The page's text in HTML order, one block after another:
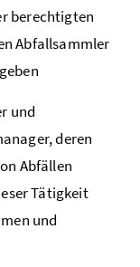
berechtigten
Abfallsammler
und
deren
Abfällen
Tätigkeit
und